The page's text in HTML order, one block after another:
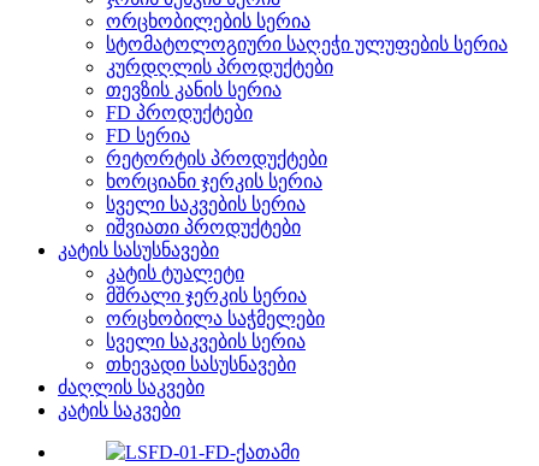
ორცხობილების სერია
სტომატოლოგიური საღეჭი ულუფების სერია
კურდღლის პროდუქტები
თევზის კანის სერია
FD პროდუქტები
FD სერია
რეტორტის პროდუქტები
ხორციანი ჯერკის სერია
სველი საკვების სერია
იშვიათი პროდუქტები
კატის სასუსნავები
კატის ტუალეტი
მშრალი ჯერკის სერია
ორცხობილა საჭმელები
სველი საკვების სერია
თხევადი სასუსნავები
ძაღლის საკვები
კატის საკვები